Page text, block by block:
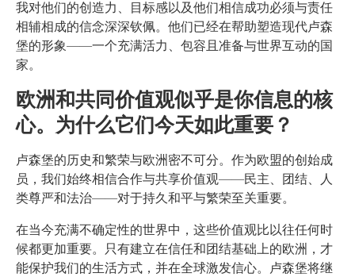
我对他们的创造力、目标感以及他们相信成功必须与责任
相辅相成的信念深深钦佩。他们已经在帮助塑造现代卢森
堡的形象——一个充满活力、包容且准备与世界互动的国
家。
欧洲和共同价值观似乎是你信息的核
心。为什么它们今天如此重要？
卢森堡的历史和繁荣与欧洲密不可分。作为欧盟的创始成
员，我们始终相信合作与共享价值观——民主、团结、人
类尊严和法治——对于持久和平与繁荣至关重要。
在当今充满不确定性的世界中，这些价值观比以往任何时
候都更加重要。只有建立在信任和团结基础上的欧洲，才
能保护我们的生活方式，并在全球激发信心。卢森堡将继